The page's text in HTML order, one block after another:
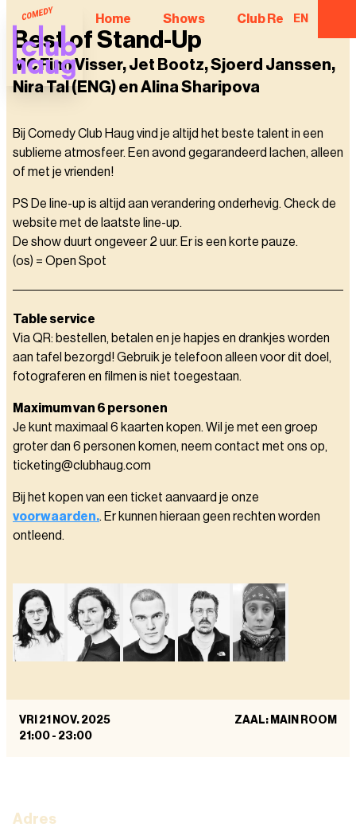
Home Shows Club Regulars
EN
Best of Stand-Up
MC Finn Visser, Jet Bootz, Sjoerd Janssen,
Nira Tal (ENG) en Alina Sharipova
Bij Comedy Club Haug vind je altijd het beste talent in een
sublieme atmosfeer. Een avond gegarandeerd lachen, alleen
of met je vrienden!
PS De line-up is altijd aan verandering onderhevig. Check de
website met de laatste line-up.
De show duurt ongeveer 2 uur. Er is een korte pauze.
(os) = Open Spot
Table service
Via QR: bestellen, betalen en je hapjes en drankjes worden
aan tafel bezorgd! Gebruik je telefoon alleen voor dit doel,
fotograferen en filmen is niet toegestaan.
Maximum van 6 personen
Je kunt maximaal 6 kaarten kopen. Wil je met een groep
groter dan 6 personen komen, neem contact met ons op,
ticketing@clubhaug.com
Bij het kopen van een ticket aanvaard je onze
voorwaarden.. Er kunnen hieraan geen rechten worden
ontleend.
VRI 21 NOV. 2025
21:00 - 23:00
ZAAL: MAIN ROOM
Adres